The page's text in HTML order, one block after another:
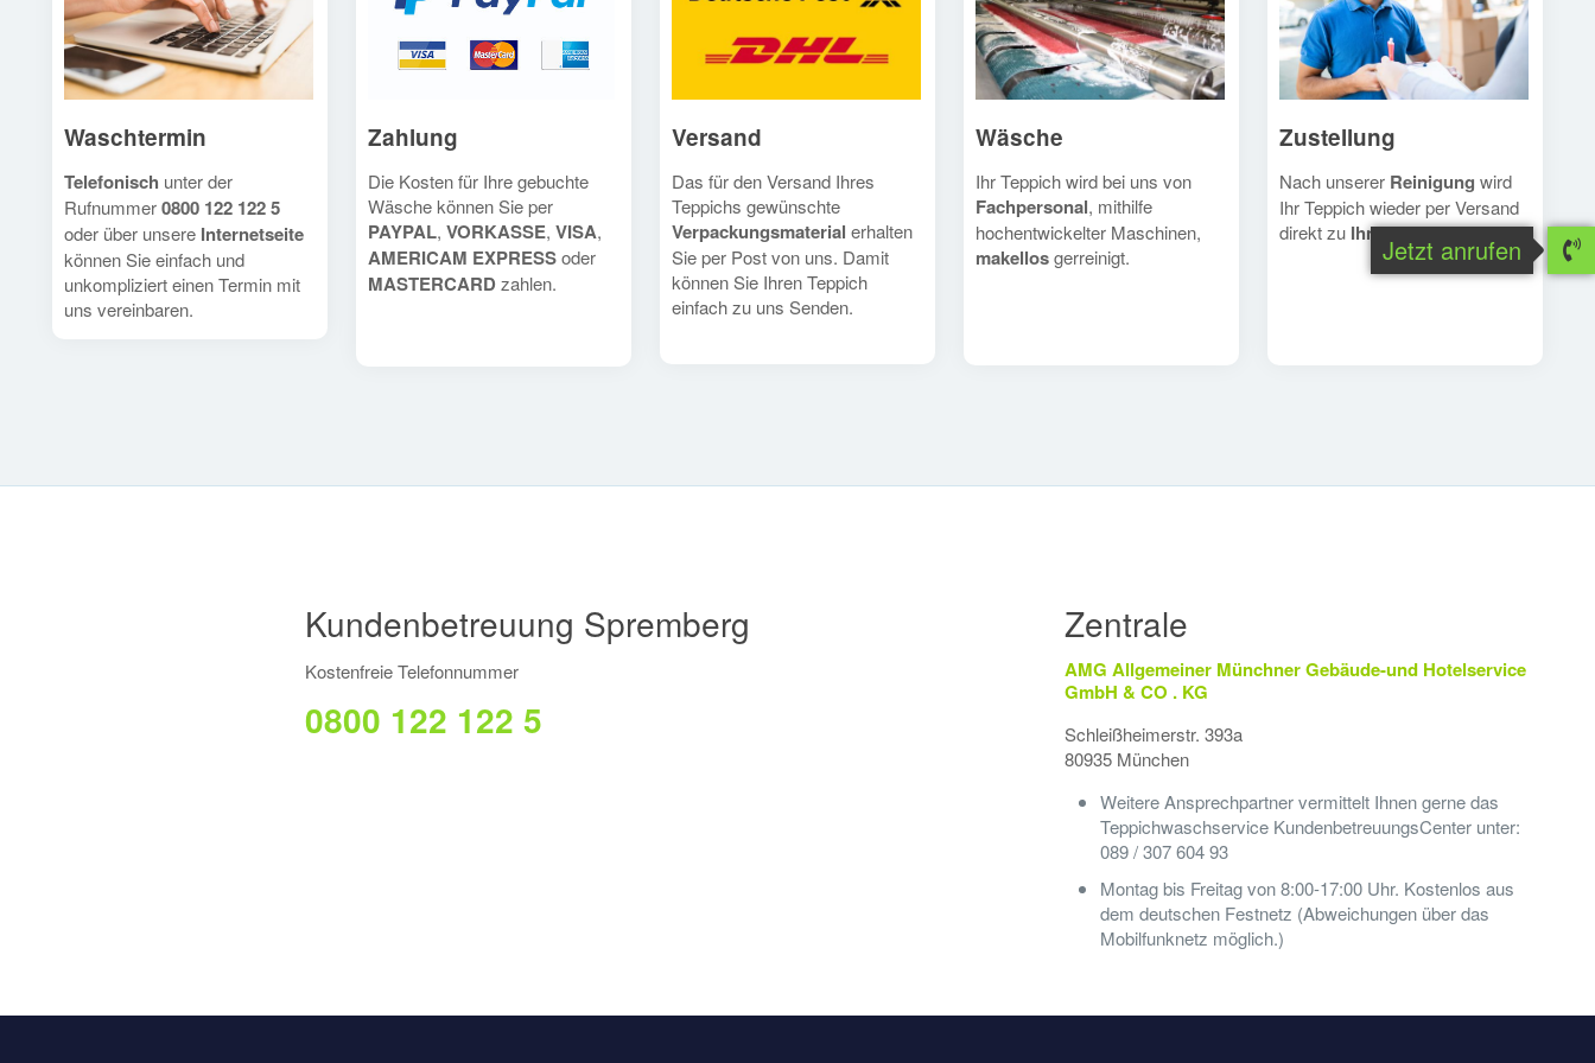
Waschtermin
Telefonisch unter der
Rufnummer0800 122 122 5
oder über unsere Internetseite
können Sie einfach und
unkompliziert einen Termin mit
uns vereinbaren.
Zahlung
Die Kosten für Ihre gebuchte
Wäsche können Sie per
PAYPAL, VORKASSE, VISA,
AMERICAM EXPRESSoder
MASTERCARDzahlen.
Versand
Das für den Versand Ihres
Teppichs gewünschte
Verpackungsmaterial erhalten
Sie per Post von uns. Damit
können Sie Ihren Teppich
einfach zu uns Senden.
Wäsche
Ihr Teppich wird bei uns von
Fachpersonal, mithilfe
hochentwickelter Maschinen,
makellosgerreinigt.
Zustellung
Nach unserer Reinigung wird
Ihr Teppich wieder per Versand
direkt zu Ihnengeschickt.
Kundenbetreuung Spremberg
Kostenfreie Telefonnummer
0800 122 122 5
Zentrale
AMG Allgemeiner Münchner Gebäude-und Hotelservice
GmbH & CO . KG
Schleißheimerstr. 393a
80935 München
Weitere Ansprechpartner vermittelt Ihnen gerne das
Teppichwaschservice KundenbetreuungsCenter unter:
089 / 307 604 93
Montag bis Freitag von 8:00-17:00 Uhr. Kostenlos aus
dem deutschen Festnetz (Abweichungen über das
Mobilfunknetz möglich.)
Jetzt anrufen